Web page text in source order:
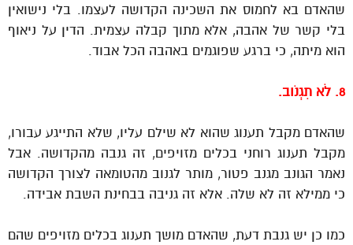
שהאדם בא לחמוס את השכינה הקדושה לעצמו. בלי נישואין
בלי קשר של אהבה, אלא מתוך קבלה עצמית. הדין על ניאוף
הוא מיתה, כי ברגע שפוגמים באהבה הכל אבוד.
8. לֹא תִגְנֹוב.
שהאדם מקבל תענוג שהוא לא שילם עליו, שלא התייגע עבורו,
מקבל תענוג רוחני בכלים מזויפים, זה גנבה מהקדושה. אבל
נאמר הגונב מגנב פטור, מותר לגנוב מהטומאה לצורך הקדושה
כי ממילא זה לא שלה. אלא זה גניבה בבחינת השבת אבידה.
כמו כן יש גנבת דעת, שהאדם מושך תענוג בכלים מזויפים שהם